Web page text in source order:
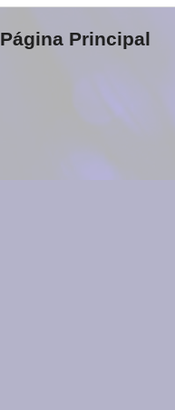
Página Principal